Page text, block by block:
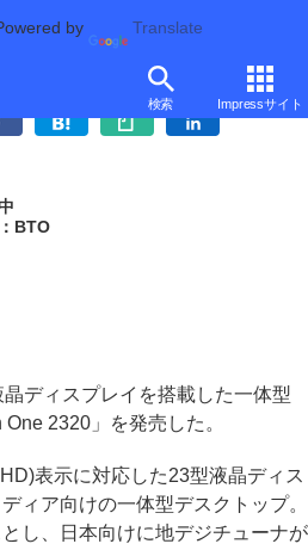
by Translate
検索 Impressサイト
晶搭載の一体型デスクトップ
BTO
ディスプレイを搭載した一体型
2320」を発売した。
表示に対応した23型液晶ディス
ィア向けの一体型デスクトップ。
し、日本向けに地デジチューナが